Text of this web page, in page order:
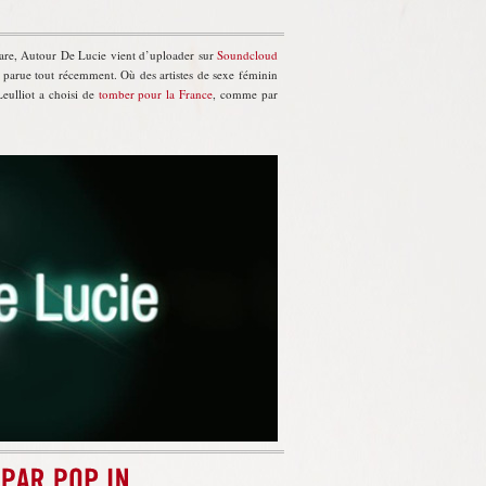
Autour De Lucie vient d’uploader sur Soundcloud
tout récemment. Où des artistes de sexe féminin
a choisi de tomber pour la France , comme par